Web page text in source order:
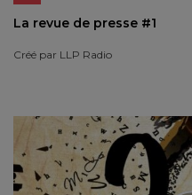
La revue de presse #1
Créé par LLP Radio